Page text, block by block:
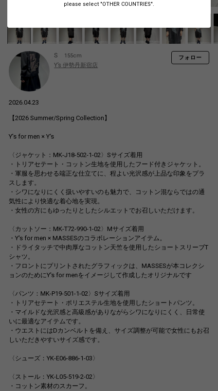
please select "OTHER COUNTRIES".
S 155cm
Y’s 伊勢丹新宿店
フォロー
2026.04.23
【2026 Summer/Spring Collection】
Y’s for men × Y‘s
〈ジャケット：MK-J18-502-1-02〉Sサイズ着用
・トリアセテート・コットン生地を使用したフード付きジャケット。
・軍服を思わせる端正な仕立てに、程よい光沢感が上品な印象をプラ
スします。
・シワになりにくく扱いやすいのも魅力で、コットン混ならではの通
気性により快適な着心地を実現。
・女性の方にもゆったりとしたシルエットでお召しいただけます。
〈カットソー：MK-T72-990-1-02〉Mサイズ着用
・Y's for men × MASSESのコラボレーションアイテム。
・ドライタッチで中肉厚なコットン天竺を使用したショートスリーブT
シャツ。
・フロントにプリントされたグラフィックは、MASSESが本コレクシ
ョンのためにY's for menをイメージして作成したオリジナルです
〈パンツ：MK-P19-501-1-02〉Sサイズ着用
・トリアセテート・ポリエステル生地を使用したショートパンツ。
・マイルドな光沢感と高級感がありながらシワになりにくく、日常使
いに最適なアイテムです。
・ウエストにはDカンベルトを備え、サイズ調整が可能で女性にもお召
しいただきやすいサイズ感です。
〈シューズ：YK-E06-886-1-03〉
〈ストール：YK-L05-519-2-02〉
・コットン素材のスカーフ。